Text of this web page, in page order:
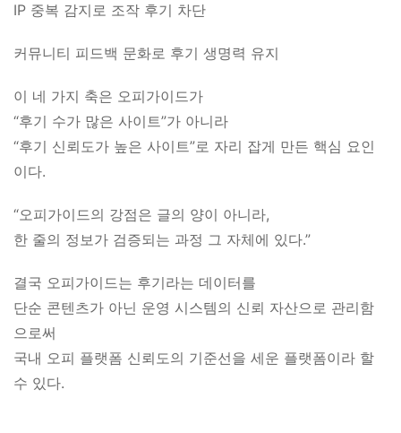
IP 중복 감지로 조작 후기 차단
커뮤니티 피드백 문화로 후기 생명력 유지
이 네 가지 축은 오피가이드가
“후기 수가 많은 사이트”가 아니라
“후기 신뢰도가 높은 사이트”로 자리 잡게 만든 핵심 요인
이다.
“오피가이드의 강점은 글의 양이 아니라,
한 줄의 정보가 검증되는 과정 그 자체에 있다.”
결국 오피가이드는 후기라는 데이터를
단순 콘텐츠가 아닌 운영 시스템의 신뢰 자산으로 관리함
으로써
국내 오피 플랫폼 신뢰도의 기준선을 세운 플랫폼이라 할
수 있다.